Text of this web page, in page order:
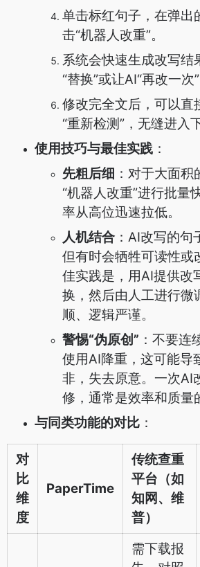
单击标红句子，在弹出
击“机器人改重”。
系统会快速生成改写结
“替换”或让AI“再改一次”
修改完全文后，可以直
“重新检测”，无缝进入
使用技巧与最佳实践 ：
先粗后细 ：对于大面
“机器人改重”进行批量
率从高位迅速拉低。
人机结合 ：AI改写的句
但有时会牺牲可读性或
佳实践是，用AI提供改
换，然后由人工进行微
顺、逻辑严谨。
警惕“伪原创” ：不要连
使用AI降重，这可能导
非，失去原意。一次AI
修，通常是效率和质量
与同类功能的对比 ：
对
比
维
度
PaperTime
传统查重
平台（如
知网、维
普）
需下载报